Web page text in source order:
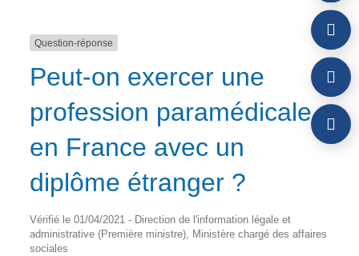
Question-réponse
Peut-on exercer une
profession paramédicale
en France avec un
diplôme étranger ?
Vérifié le 01/04/2021 - Direction de l'information légale et
administrative (Première ministre), Ministère chargé des affaires
sociales